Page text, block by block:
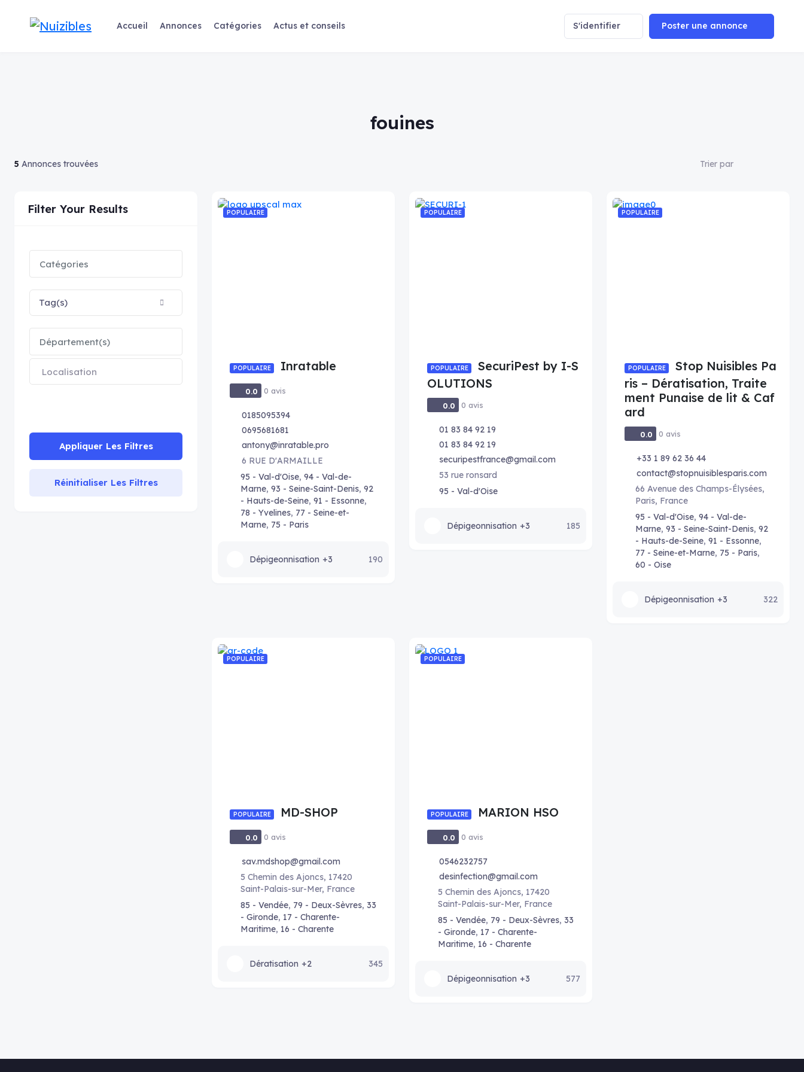
Accueil Annonces Catégories Actus et conseils S'identifier Poster une annonce
fouines
5 Annonces trouvées Trier par
Filter Your Results
Catégories
Tag(s)
Département(s)
Réinitialiser Les Filtres
Appliquer Les Filtres
POPULAIRE
POPULAIRE Inratable
0.0 0 avis
0185095394
0695681681
antony@inratable.pro
6 RUE D'ARMAILLE
95 - Val-d'Oise, 94 - Val-de-
Marne, 93 - Seine-Saint-Denis, 92
- Hauts-de-Seine, 91 - Essonne,
78 - Yvelines, 77 - Seine-et-
Marne, 75 - Paris
Dépigeonnisation +3 190
POPULAIRE
POPULAIRE
SecuriPest by I-S
OLUTIONS
0.0 0 avis
01 83 84 92 19
01 83 84 92 19
securipestfrance@gmail.com
53 rue ronsard
95 - Val-d'Oise
Dépigeonnisation +3 185
POPULAIRE
POPULAIRE
Stop Nuisibles Pa
ris – Dératisation, Traite
ment Punaise de lit & Caf
ard
0.0 0 avis
+33 1 89 62 36 44
contact@stopnuisiblesparis.com
66 Avenue des Champs-Élysées,
Paris, France
95 - Val-d'Oise, 94 - Val-de-
Marne, 93 - Seine-Saint-Denis, 92
- Hauts-de-Seine, 91 - Essonne,
77 - Seine-et-Marne, 75 - Paris,
60 - Oise
Dépigeonnisation +3 322
POPULAIRE
POPULAIRE MD-SHOP
0.0 0 avis
sav.mdshop@gmail.com
5 Chemin des Ajoncs, 17420
Saint-Palais-sur-Mer, France
85 - Vendée, 79 - Deux-Sèvres, 33
- Gironde, 17 - Charente-
Maritime, 16 - Charente
Dératisation +2 345
POPULAIRE
POPULAIRE MARION HSO
0.0 0 avis
0546232757
desinfection@gmail.com
5 Chemin des Ajoncs, 17420
Saint-Palais-sur-Mer, France
85 - Vendée, 79 - Deux-Sèvres, 33
- Gironde, 17 - Charente-
Maritime, 16 - Charente
Dépigeonnisation +3 577